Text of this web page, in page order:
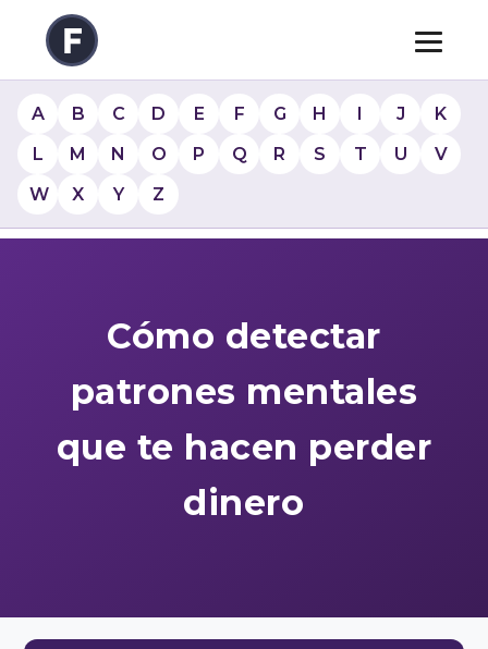
A B C D E F G H I J
K
L
M N O P Q R S T U
V
W
X Y Z
Cómo detectar
patrones mentales
que te hacen perder
dinero